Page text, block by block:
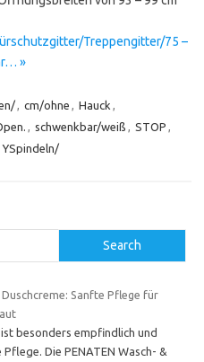
Treppengitter/75 –
»
, cm/ohne , Hauck ,
, schwenkbar/weiß , STOP ,
YSpindeln/
Search
Duschcreme: Sanfte Pflege für
besonders empfindlich und
Die PENATEN Wasch- &